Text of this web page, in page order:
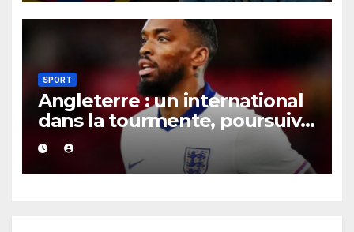
SPORT
Angleterre : un international
dans la tourmente, poursuivi
après une présumée
agression survenue en boîte
de nuit.